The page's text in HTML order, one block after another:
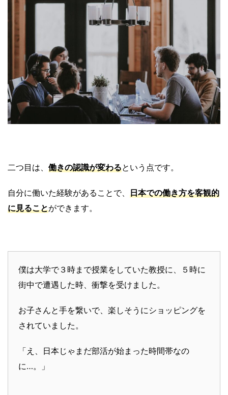
二つ目は、 働きの認識が変わるという点です。
自分に働いた経験があることで、 日本での働き方を客観的
に見ることができます。
僕は大学で３時まで授業をしていた教授に、５時に
街中で遭遇した時、衝撃を受けました。
お子さんと手を繋いで、楽しそうにショッピングを
されていました。
「え、日本じゃまだ部活が始まった時間帯なの
に…。」